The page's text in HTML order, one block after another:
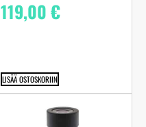
119,00€
LISÄÄ OSTOSKORIIN